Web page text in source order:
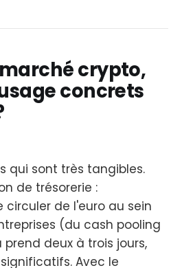
crypto,
concrets
qui sont très tangibles.
de trésorerie :
circuler de l'euro au sein
(du cash pooling
deux à trois jours,
Avec le